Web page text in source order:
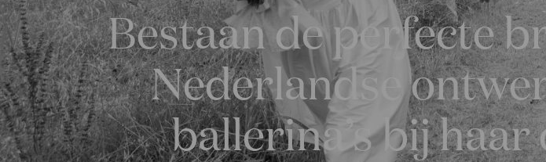
Bestaan de perfecte
Nederlandse
ballerina’s bij